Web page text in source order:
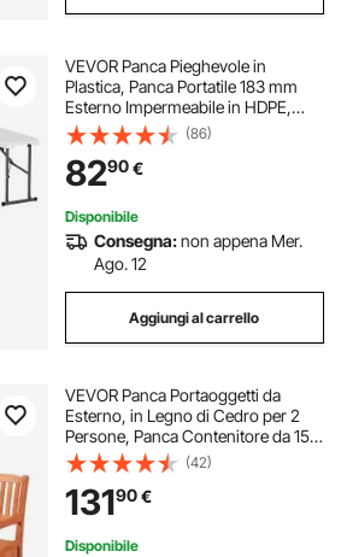
VEVOR Panca Pieghevole in
Plastica, Panca Portatile 183 mm
Esterno Impermeabile in HDPE,
Seduta da Pranzo per Picnic e
Campeggio con Maniglia
Trasporto, per Attività in Giardino,
Bianco 2 Pezzi
(86)
8290€
Disponibile
Consegna:non appena Mer.
Ago. 12
Aggiungi al carrello
VEVOR Panca Portaoggetti da
Esterno, in Legno di Cedro per 2
Persone, Panca Contenitore da 150
L con Maniglia, Supporta Fino a
319,8 kg, Seduta da Esterno,
Decorazione per Veranda Terrazza
Balcone
(42)
13190€
Disponibile